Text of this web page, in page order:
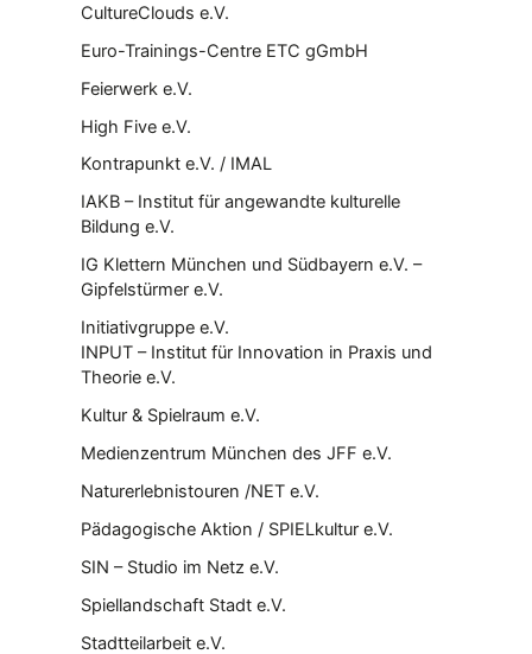
CultureClouds e.V.
Euro-Trainings-Centre ETC gGmbH
Feierwerk e.V.
High Five e.V.
Kontrapunkt e.V. / IMAL
IAKB – Institut für angewandte kulturelle
Bildung e.V.
IG Klettern München und Südbayern e.V. –
Gipfelstürmer e.V.
Initiativgruppe e.V.
INPUT – Institut für Innovation in Praxis und
Theorie e.V.
Kultur & Spielraum e.V.
Medienzentrum München des JFF e.V.
Naturerlebnistouren /NET e.V.
Pädagogische Aktion / SPIELkultur e.V.
SIN – Studio im Netz e.V.
Spiellandschaft Stadt e.V.
Stadtteilarbeit e.V.